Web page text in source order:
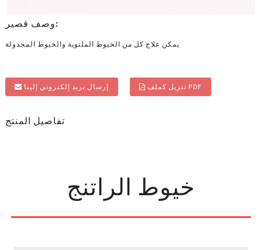
وصف قصير:
يمكن علاج كل من الخيوط الملتوية والخيوط المجدولة
إرسال بريد إلكتروني إلينا تنزيل كملف PDF
تفاصيل المنتج
خيوط الراتنج